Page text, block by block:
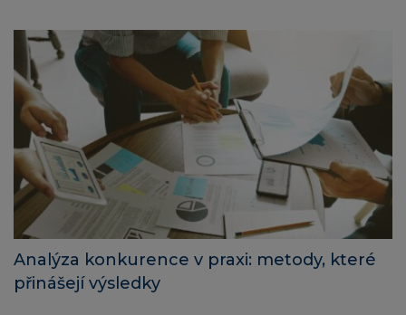
Analýza konkurence v praxi: metody, které
přinášejí výsledky